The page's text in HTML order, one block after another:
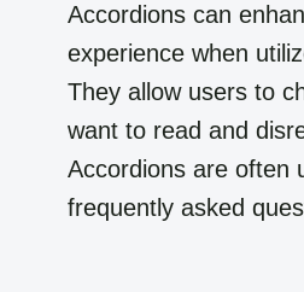
Accordions can
experience when
They allow users to
want to read and
Accordions are often
frequently asked